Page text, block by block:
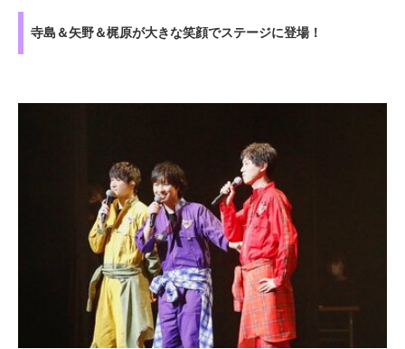
寺島＆矢野＆梶原が大きな笑顔でステージに登場！